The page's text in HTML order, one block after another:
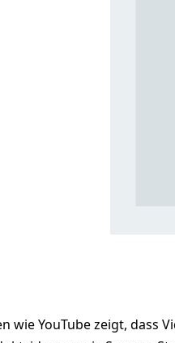
wie YouTube zeigt,